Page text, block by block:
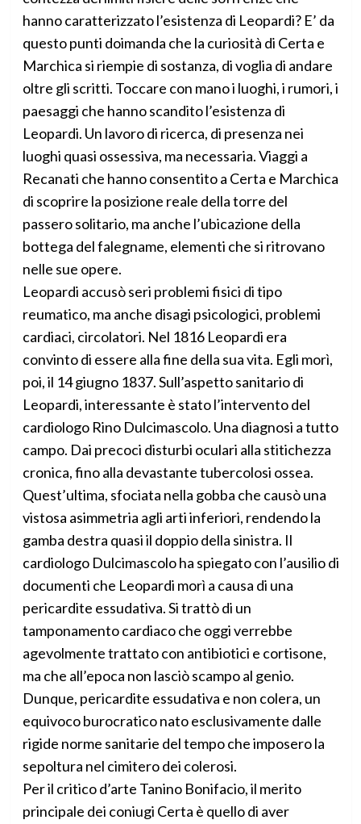
hanno caratterizzato l’esistenza di Leopardi? E’ da
questo punti doimanda che la curiosità di Certa e
Marchica si riempie di sostanza, di voglia di andare
oltre gli scritti. Toccare con mano i luoghi, i rumori, i
paesaggi che hanno scandito l’esistenza di
Leopardi. Un lavoro di ricerca, di presenza nei
luoghi quasi ossessiva, ma necessaria. Viaggi a
Recanati che hanno consentito a Certa e Marchica
di scoprire la posizione reale della torre del
passero solitario, ma anche l’ubicazione della
bottega del falegname, elementi che si ritrovano
nelle sue opere.
Leopardi accusò seri problemi fisici di tipo
reumatico, ma anche disagi psicologici, problemi
cardiaci, circolatori. Nel 1816 Leopardi era
convinto di essere alla fine della sua vita. Egli morì,
poi, il 14 giugno 1837. Sull’aspetto sanitario di
Leopardi, interessante è stato l’intervento del
cardiologo Rino Dulcimascolo. Una diagnosi a tutto
campo. Dai precoci disturbi oculari alla stitichezza
cronica, fino alla devastante tubercolosi ossea.
Quest’ultima, sfociata nella gobba che causò una
vistosa asimmetria agli arti inferiori, rendendo la
gamba destra quasi il doppio della sinistra. Il
cardiologo Dulcimascolo ha spiegato con l’ausilio di
documenti che Leopardi morì a causa di una
pericardite essudativa. Si trattò di un
tamponamento cardiaco che oggi verrebbe
agevolmente trattato con antibiotici e cortisone,
ma che all’epoca non lasciò scampo al genio.
Dunque, pericardite essudativa e non colera, un
equivoco burocratico nato esclusivamente dalle
rigide norme sanitarie del tempo che imposero la
sepoltura nel cimitero dei colerosi.
Per il critico d’arte Tanino Bonifacio, il merito
principale dei coniugi Certa è quello di aver